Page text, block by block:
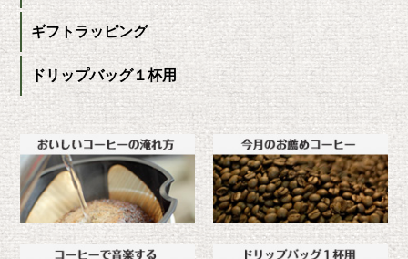
ギフトラッピング
ドリップバッグ１杯用